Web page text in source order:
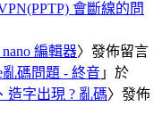
會斷線的問
編輯器〉發佈留言
亂碼問題 - 終音 」於
造字出現 ? 亂碼〉發佈